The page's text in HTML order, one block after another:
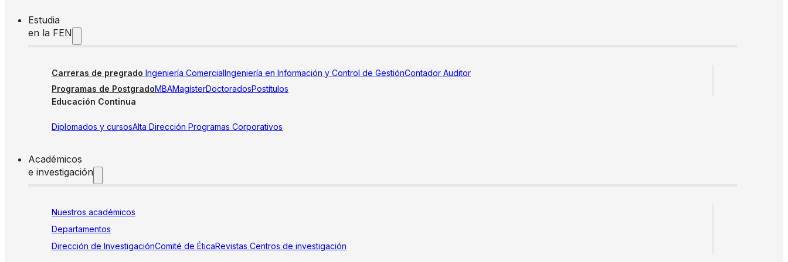
Estudia
en la FEN
Carreras de pregrado Ingeniería ComercialIngeniería en Información y Control de GestiónContador Auditor
Programas de PostgradoMBAMagísterDoctoradosPostítulos
Educación Continua
Diplomados y cursosAlta Dirección Programas Corporativos
Académicos
e investigación
Nuestros académicos
Departamentos
Dirección de InvestigaciónComité de ÉticaRevistas Centros de investigación